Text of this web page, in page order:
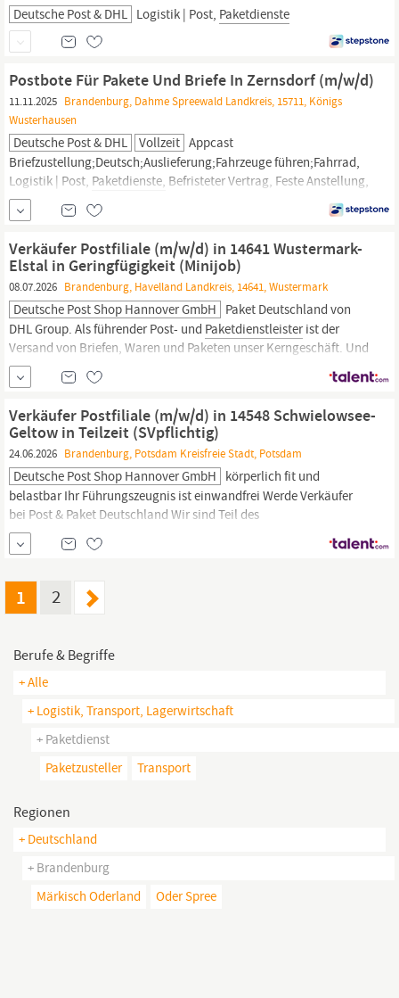
Deutsche Post & DHL Logistik | Post, Paketdienste
Postbote Für Pakete Und Briefe In Zernsdorf (m/w/d)
11.11.2025 Brandenburg, Dahme Spreewald Landkreis, 15711, Königs
Wusterhausen
Deutsche Post & DHL Vollzeit Appcast
Briefzustellung;Deutsch;Auslieferung;Fahrzeuge führen;Fahrrad,
Logistik | Post, Paketdienste, Befristeter Vertrag, Feste Anstellung,
Vollzeit
Verkäufer Postfiliale (m/w/d) in 14641 Wustermark-
Elstal in Geringfügigkeit (Minijob)
08.07.2026 Brandenburg, Havelland Landkreis, 14641, Wustermark
Deutsche Post Shop Hannover GmbH Paket Deutschland von
DHL Group. Als führender Post- und Paketdienstleisterist der
Versand von Briefen, Waren und Paketen unser Kerngeschäft. Und
diesen gesellschaftlichen Auftrag erfüllen wir mit einer
besonderen Leidenschaft: Als ein starkes, unternehmerisches
Team denken wir positiv, finden Lösungen, gestalten
Veränderungen und
Verkäufer Postfiliale (m/w/d) in 14548 Schwielowsee-
Geltow in Teilzeit (SVpflichtig)
24.06.2026 Brandenburg, Potsdam Kreisfreie Stadt, Potsdam
Deutsche Post Shop Hannover GmbH körperlich fit und
belastbar Ihr Führungszeugnis ist einwandfrei Werde Verkäufer
bei Post & Paket Deutschland Wir sind Teil des
Unternehmensbereichs Post & Paket Deutschland von DHL Group.
Als führender Post- und
ist der Versand von
gesellschaftlichen Auftrag
1 2
Berufe & Begriffe
+ Alle
+ Logistik, Transport, Lagerwirtschaft
+ Paketdienst
Paketzusteller
Transport
Regionen
+ Deutschland
+ Brandenburg
Märkisch Oderland
Oder Spree